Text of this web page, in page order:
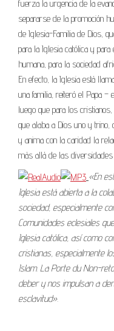
fuerza la urgencia de la
separarse de la promoción
de Iglesia-Familia de Dios,
para la Iglesia católica y
humana, para la sociedad
En efecto, la Iglesia está
una familia, reiteró el Papa –
luego que para los
que alaba a Dios uno y
y anima con la caridad la
más allá de las
«En
Iglesia está abierta a la
sociedad, especialmente
Comunidades eclesiales
Iglesia católica, así como
cristianas, especialmente
Islam. La Porte du Non-
deber y nos impulsan a
esclavitud».